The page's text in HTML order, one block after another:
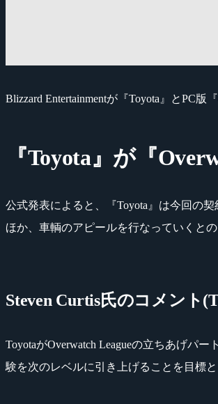
Blizzard Entertainmentが『Toyota』とPC版
『Toyota』が『
公式発表によると、『Toyota』は今回の契
ほか、車輌のアピールを行なっていくとの
Steven Curtis氏のコメント
ToyotaがOverwatch Leagueの立ちあげパ
験を次のレベルに引き上げることを目標と